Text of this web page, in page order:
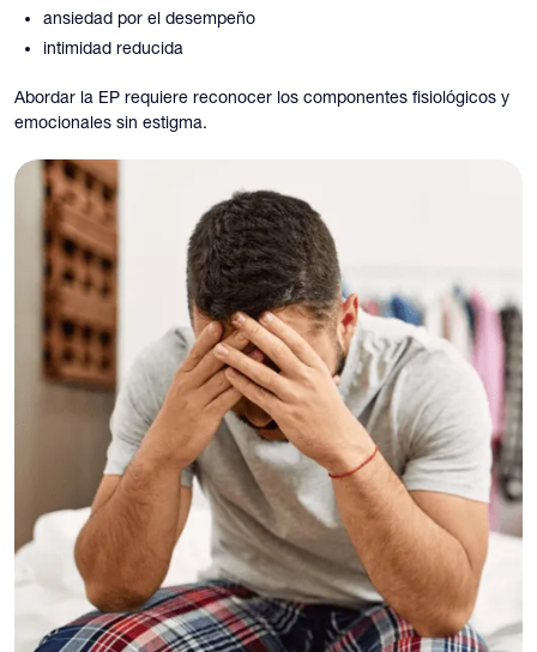
ansiedad por el desempeño
intimidad reducida
Abordar la EP requiere reconocer los componentes fisiológicos y
emocionales sin estigma.